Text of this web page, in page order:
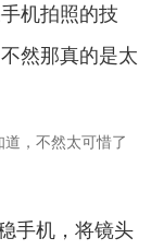
机拍照的技
然那真的是太
手机，将镜头